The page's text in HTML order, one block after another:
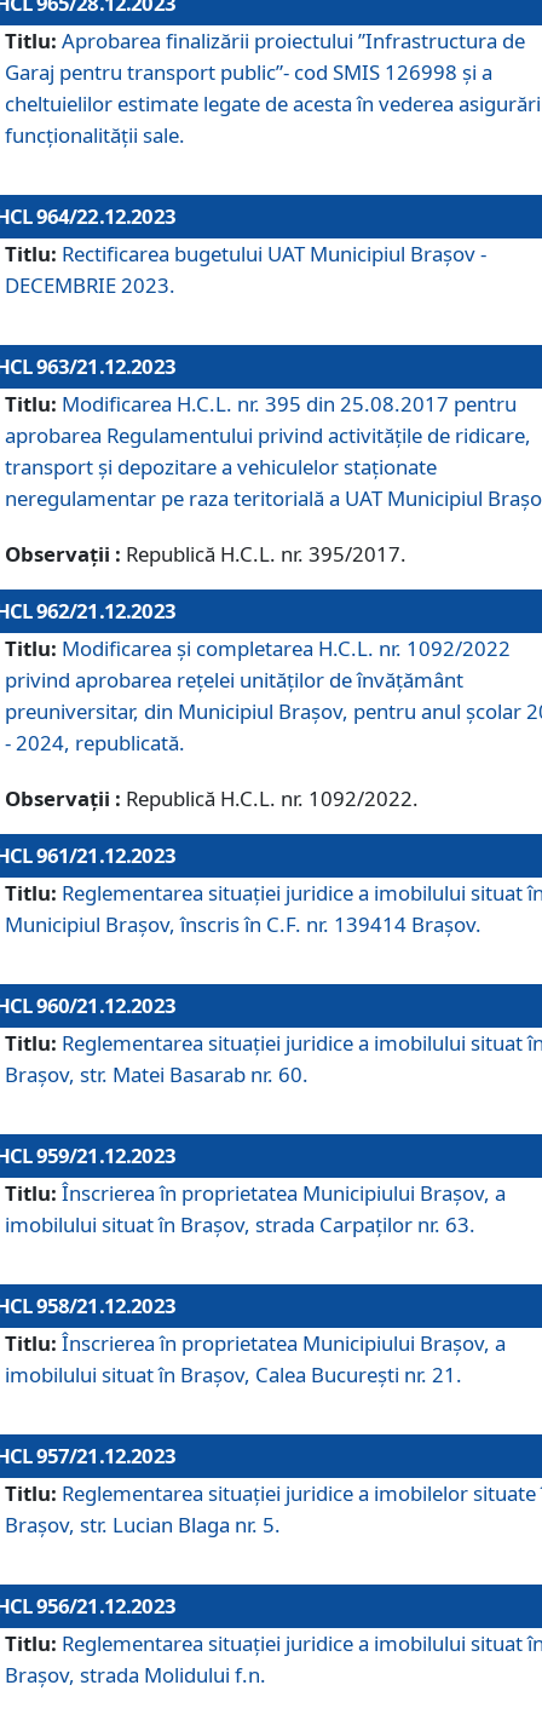
Titlu: Aprobarea finalizării proiectului ”Infrastructura de
Garaj pentru transport public”- cod SMIS 126998 și a
cheltuielilor estimate legate de acesta în vederea
funcționalității sale.
964/22.12.2023
Titlu: Rectificarea bugetului UAT Municipiul Braşov -
DECEMBRIE 2023.
963/21.12.2023
Titlu: Modificarea H.C.L. nr. 395 din 25.08.2017 pentru
aprobarea Regulamentului privind activitățile de ridicare,
transport şi depozitare a vehiculelor staționate
neregulamentar pe raza teritorială a UAT Municipiul
Observații : Republică H.C.L. nr. 395/2017.
962/21.12.2023
Titlu: Modificarea și completarea H.C.L. nr. 1092/2022
privind aprobarea rețelei unităților de învăţământ
preuniversitar, din Municipiul Braşov, pentru anul școlar
- 2024, republicată.
Observații : Republică H.C.L. nr. 1092/2022.
961/21.12.2023
Titlu: Reglementarea situației juridice a imobilului situat
Municipiul Brașov, înscris în C.F. nr. 139414 Brașov.
960/21.12.2023
Titlu: Reglementarea situației juridice a imobilului situat
Brașov, str. Matei Basarab nr. 60.
959/21.12.2023
Titlu: Înscrierea în proprietatea Municipiului Brașov, a
imobilului situat în Brașov, strada Carpaților nr. 63.
958/21.12.2023
Titlu: Înscrierea în proprietatea Municipiului Brașov, a
imobilului situat în Brașov, Calea București nr. 21.
957/21.12.2023
Titlu: Reglementarea situației juridice a imobilelor situate
Brașov, str. Lucian Blaga nr. 5.
956/21.12.2023
Titlu: Reglementarea situației juridice a imobilului situat
Brașov, strada Molidului f.n.